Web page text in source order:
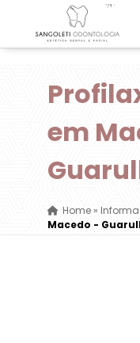
em
Home»
Macedo -